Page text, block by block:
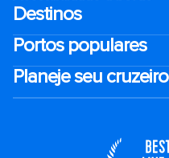
Destinos
Portos populares
Planeje seu cruzeiro